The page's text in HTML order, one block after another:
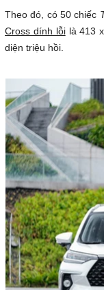
Theo đó, có 50 chiếc
Cross dính lỗilà 413
diện triệu hồi.